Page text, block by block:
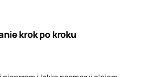
krok po kroku